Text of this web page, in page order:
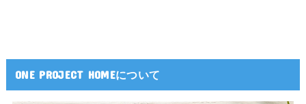
ONE PROJECT HOMEについて